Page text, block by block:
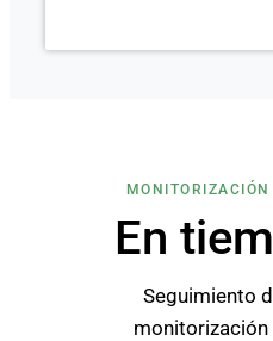
En
Seguimiento
monitorización